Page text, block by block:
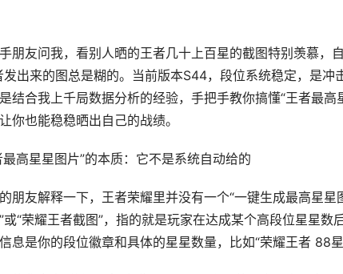
朋友问我，看别人晒的王者几十上百星的截图特别羡慕，
发出来的图总是糊的。当前版本S44，段位系统稳定，是
结合我上千局数据分析的经验，手把手教你搞懂“王者最
你也能稳稳晒出自己的战绩。
最高星星图片”的本质：它不是系统自动给的
朋友解释一下，王者荣耀里并没有一个“一键生成最高星星
或“荣耀王者截图”，指的就是玩家在达成某个高段位星星
息是你的段位徽章和具体的星星数量，比如“荣耀王者 88星